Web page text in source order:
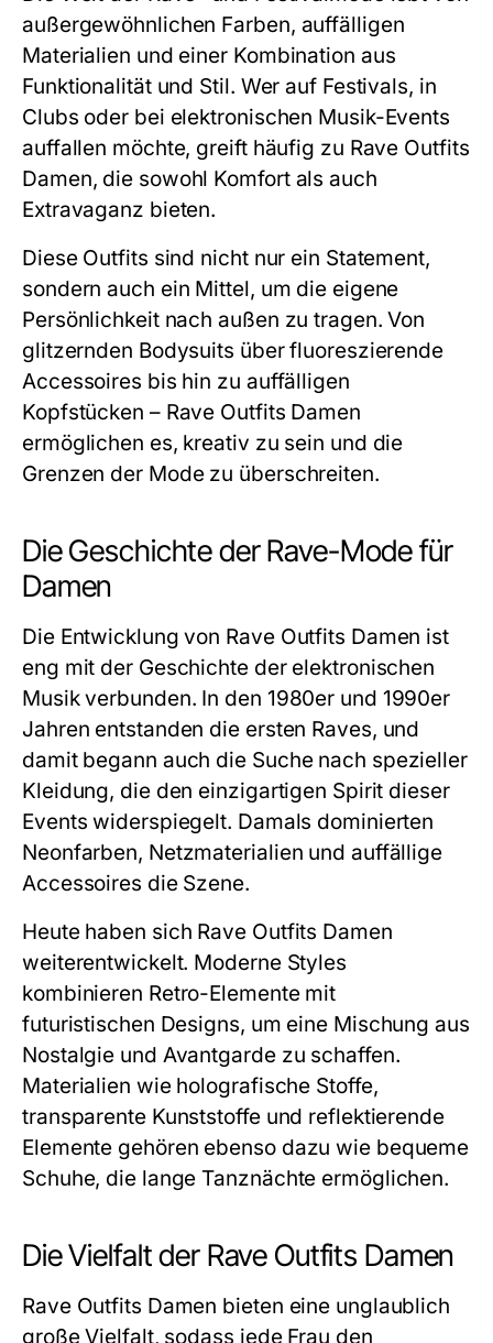
außergewöhnlichen Farben, auffälligen
Materialien und einer Kombination aus
Funktionalität und Stil. Wer auf Festivals, in
Clubs oder bei elektronischen Musik-Events
auffallen möchte, greift häufig zu Rave Outfits
Damen, die sowohl Komfort als auch
Extravaganz bieten.
Diese Outfits sind nicht nur ein Statement,
sondern auch ein Mittel, um die eigene
Persönlichkeit nach außen zu tragen. Von
glitzernden Bodysuits über fluoreszierende
Accessoires bis hin zu auffälligen
Kopfstücken – Rave Outfits Damen
ermöglichen es, kreativ zu sein und die
Grenzen der Mode zu überschreiten.
Die Geschichte der Rave-Mode für
Damen
Die Entwicklung von Rave Outfits Damen ist
eng mit der Geschichte der elektronischen
Musik verbunden. In den 1980er und 1990er
Jahren entstanden die ersten Raves, und
damit begann auch die Suche nach spezieller
Kleidung, die den einzigartigen Spirit dieser
Events widerspiegelt. Damals dominierten
Neonfarben, Netzmaterialien und auffällige
Accessoires die Szene.
Heute haben sich Rave Outfits Damen
weiterentwickelt. Moderne Styles
kombinieren Retro-Elemente mit
futuristischen Designs, um eine Mischung aus
Nostalgie und Avantgarde zu schaffen.
Materialien wie holografische Stoffe,
transparente Kunststoffe und reflektierende
Elemente gehören ebenso dazu wie bequeme
Schuhe, die lange Tanznächte ermöglichen.
Die Vielfalt der Rave Outfits Damen
Rave Outfits Damen bieten eine unglaublich
große Vielfalt, sodass jede Frau den